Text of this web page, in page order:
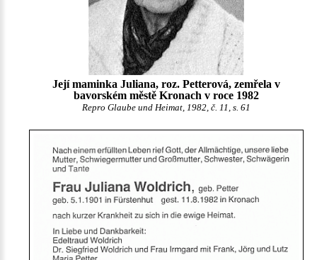
Její maminka Juliana, roz. Petterová, zemřela v
bavorském městě Kronach v roce 1982
Repro Glaube und Heimat, 1982, č. 11, s. 61